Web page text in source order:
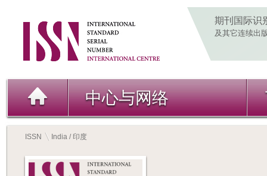
期刊国际识
及其它连续出
中心与网络
ISSN India / 印度